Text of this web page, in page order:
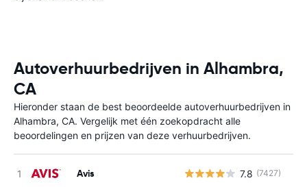
Autoverhuurbedrijven in Alhambra,
CA
Hieronder staan de best beoordeelde autoverhuurbedrijven in
Alhambra, CA. Vergelijk met één zoekopdracht alle
beoordelingen en prijzen van deze verhuurbedrijven.
Avis 7.8 (7427)